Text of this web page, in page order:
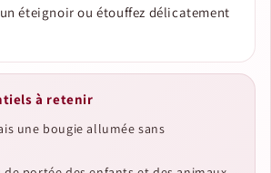
éteignoir ou étouffez délicatement
à retenir
une bougie allumée sans